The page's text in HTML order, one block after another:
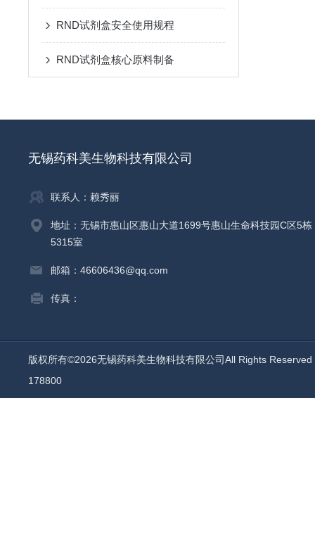
RND试剂盒安全使用规程
RND试剂盒核心原料制备
无锡药科美生物科技有限公司
联系人：赖秀丽
地址：无锡市惠山区惠山大道1699号惠山生命科技园C区5栋
5315室
邮箱：46606436@qq.com
传真：
版权所有©2026无锡药科美生物科技有限公司All Rights
178800